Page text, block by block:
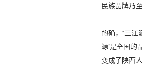
民族品牌乃
的确，“三江
源’是全国的
变成了陕西